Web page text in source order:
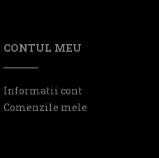
CONTUL MEU
Informatii cont
Comenzile mele